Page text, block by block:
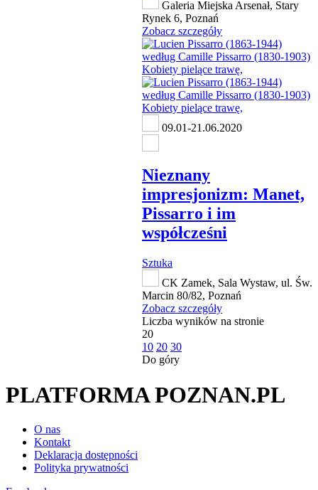
Galeria Miejska Arsenał, Stary
Rynek 6, Poznań
Zobacz szczegóły
09.01-21.06.2020
Nieznany
impresjonizm: Manet,
Pissarro i im
współcześni
Sztuka
CK Zamek, Sala Wystaw, ul. Św.
Marcin 80/82, Poznań
Zobacz szczegóły
Liczba wyników na stronie
20
10 20 30
Do góry
PLATFORMA POZNAN.PL
O nas
Kontakt
Deklaracja dostępności
Polityka prywatności